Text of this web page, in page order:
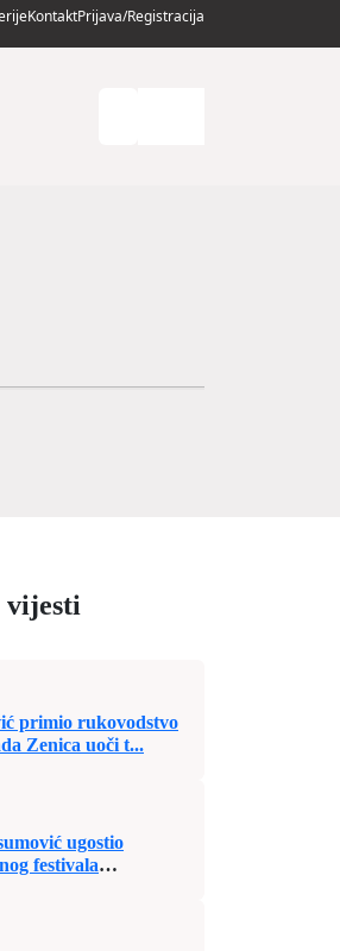
KontaktPrijava/Registracija
vijesti
primio rukovodstvo
Zenica uoči t...
ugostio
festivala